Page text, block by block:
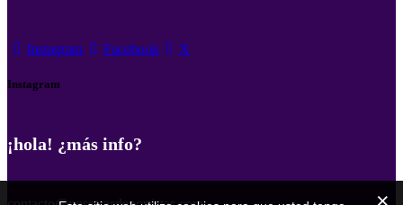
Instagram Facebook X
Instagram
¡hola! ¿más info?